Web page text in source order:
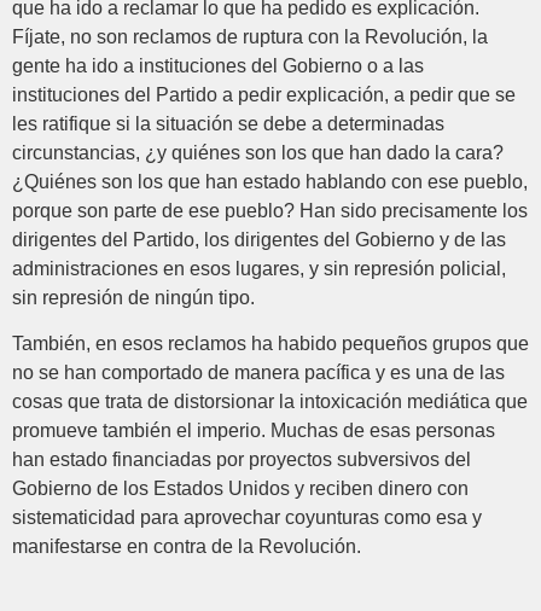
que ha ido a reclamar lo que ha pedido es explicación.
Fíjate, no son reclamos de ruptura con la Revolución, la
gente ha ido a instituciones del Gobierno o a las
instituciones del Partido a pedir explicación, a pedir que se
les ratifique si la situación se debe a determinadas
circunstancias, ¿y quiénes son los que han dado la cara?
¿Quiénes son los que han estado hablando con ese pueblo,
porque son parte de ese pueblo? Han sido precisamente los
dirigentes del Partido, los dirigentes del Gobierno y de las
administraciones en esos lugares, y sin represión policial,
sin represión de ningún tipo.
También, en esos reclamos ha habido pequeños grupos que
no se han comportado de manera pacífica y es una de las
cosas que trata de distorsionar la intoxicación mediática que
promueve también el imperio. Muchas de esas personas
han estado financiadas por proyectos subversivos del
Gobierno de los Estados Unidos y reciben dinero con
sistematicidad para aprovechar coyunturas como esa y
manifestarse en contra de la Revolución.